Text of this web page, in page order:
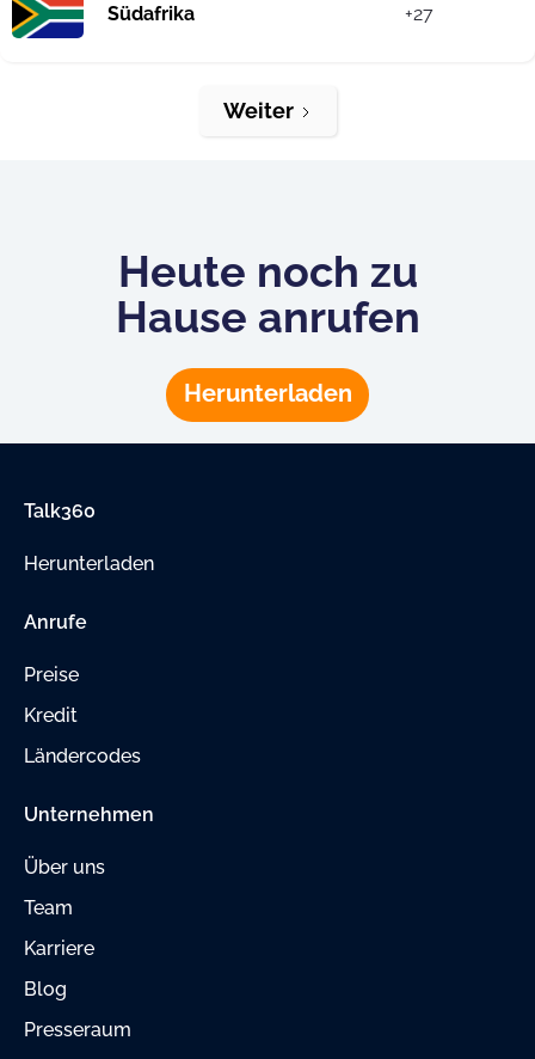
Südafrika +27
Weiter
Heute noch zu
Hause anrufen
Herunterladen
Talk360
Herunterladen
Anrufe
Preise
Kredit
Ländercodes
Unternehmen
Über uns
Team
Karriere
Blog
Presseraum